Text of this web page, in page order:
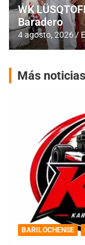
WK
Baradero
4 agosto, 2026
Más noticias
BARILOCHENSE